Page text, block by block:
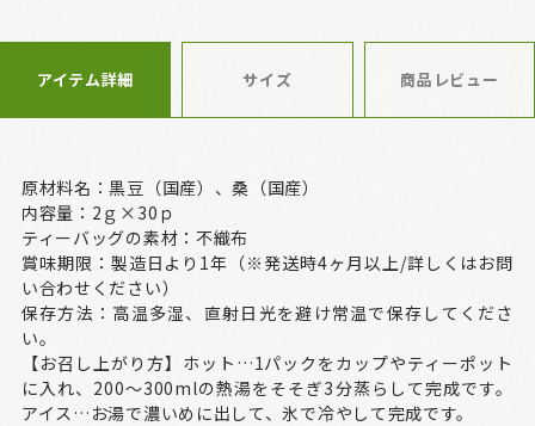
アイテム詳細 サイズ 商品レビュー
原材料名：黒豆（国産）、桑（国産）
内容量：2ｇ×30ｐ
ティーバッグの素材：不織布
賞味期限：製造日より1年（※発送時4ヶ月以上/詳しくはお問
い合わせください）
保存方法：高温多湿、直射日光を避け常温で保存してくださ
い。
【お召し上がり方】ホット…1パックをカップやティーポット
に入れ、200～300mlの熱湯をそそぎ3分蒸らして完成です。
アイス…お湯で濃いめに出して、氷で冷やして完成です。